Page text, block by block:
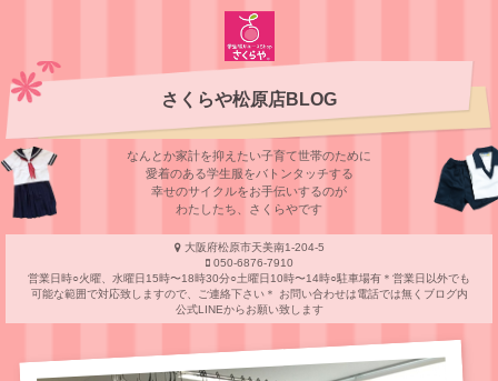
さくらや松原店BLOG
なんとか家計を抑えたい子育て世帯のために
愛着のある学⽣服をバトンタッチする
幸せのサイクルをお⼿伝いするのが
わたしたち、さくらやです
大阪府松原市天美南1-204-5
050-6876-7910
営業日時○火曜、水曜日15時〜18時30分○土曜日10時〜14時○駐車場有＊営業日以外でも
可能な範囲で対応致しますので、ご連絡下さい＊ お問い合わせは電話では無くブログ内
公式LINEからお願い致します